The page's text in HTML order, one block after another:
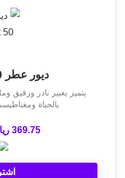
ديور عطر Addict 50 مل
يتميز بعبير نادر ورقيق
بالحياة
369.75 ريال سعودي